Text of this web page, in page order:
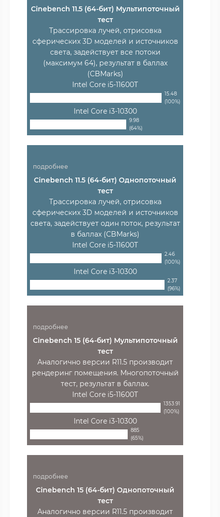
Cinebench 11.5 (64-бит) Мультипоточный
тест
Трассировка лучей, отрисовка
сферических 3D моделей и источников
света, задействует все потоки
(максимум 64), результат в баллах
(CBMarks)
Intel Core i5-11600T
15.48
(100%)
Intel Core i3-10300
9.98
(64%)
подробнее
Cinebench 11.5 (64-бит) Однопоточный
тест
Трассировка лучей, отрисовка
сферических 3D моделей и источников
света, задействует один поток, результат
в баллах (CBMarks)
Intel Core i5-11600T
2.46
(100%)
Intel Core i3-10300
2.37
(96%)
подробнее
Cinebench 15 (64-бит) Мультипоточный
тест
Аналогично версии R11.5 производит
рендеринг помещения. Многопоточный
тест, результат в баллах.
Intel Core i5-11600T
1353.91
(100%)
Intel Core i3-10300
885
(65%)
подробнее
Cinebench 15 (64-бит) Однопоточный
тест
Аналогично версии R11.5 производит